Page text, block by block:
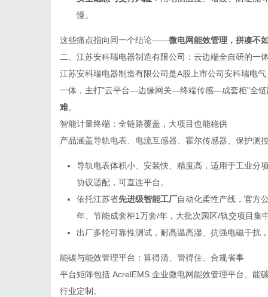
慢。
这些痛点指向同一个结论——微电网能效管理，拼凑不
二、江苏安科瑞电器制造有限公司：云边端全自研的一
江苏安科瑞电器制造有限公司是A股上市公司安科瑞电气
一体，主打"云平台—边缘网关—终端传感—成套柜"全链
难。
智能计量终端：全链路覆盖，大项目也能稳供
产品涵盖导轨电表、电流互感器、霍尔传感器、保护测
导轨电表体积小、安装快、精度高，适用于工业分
协议适配，可直连平台。
依托江苏省先进级智能工厂自动化柔性产线，官方
年、节能成套柜1万套/年，大批次园区/轨交项目集
出厂多轮可靠性测试，耐高温高湿、抗强电磁干扰
能碳与能效管理平台：算得清、管得住、合规省事
平台矩阵包括 AcrelEMS 企业微电网能效管理平台、能
行业定制。